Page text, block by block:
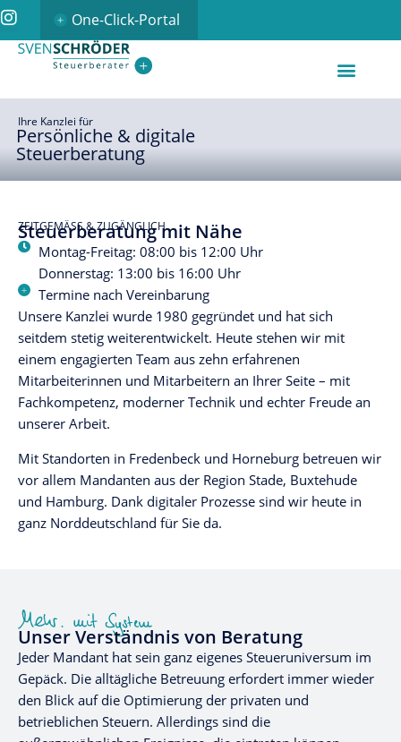
One-Click-Portal
Ihre Kanzlei für
Persönliche & digitale
Steuerberatung
ZEITGEMÄSS & ZUGÄNGLICH
Steuerberatung mit Nähe
Montag-Freitag: 08:00 bis 12:00 Uhr
Donnerstag: 13:00 bis 16:00 Uhr
Termine nach Vereinbarung
Unsere Kanzlei wurde 1980 gegründet und hat sich
seitdem stetig weiterentwickelt. Heute stehen wir mit
einem engagierten Team aus zehn erfahrenen
Mitarbeiterinnen und Mitarbeitern an Ihrer Seite – mit
Fachkompetenz, moderner Technik und echter Freude an
unserer Arbeit.
Mit Standorten in Fredenbeck und Horneburg betreuen wir
vor allem Mandanten aus der Region Stade, Buxtehude
und Hamburg. Dank digitaler Prozesse sind wir heute in
ganz Norddeutschland für Sie da.
Unser Verständnis von Beratung
Jeder Mandant hat sein ganz eigenes Steueruniversum im
Gepäck. Die alltägliche Betreuung erfordert immer wieder
den Blick auf die Optimierung der privaten und
betrieblichen Steuern. Allerdings sind die